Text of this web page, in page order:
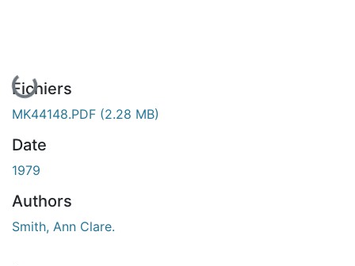
En cours de chargement...
Fichiers
MK44148.PDF (2.28 MB)
Date
1979
Authors
Smith, Ann Clare.